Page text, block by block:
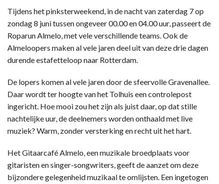
Tijdens het pinksterweekend, in de nacht van zaterdag 7 op
zondag 8 juni tussen ongeveer 00.00 en 04.00 uur, passeert de
Roparun Almelo, met vele verschillende teams. Ook de
Almeloopers maken al vele jaren deel uit van deze drie dagen
durende estafetteloop naar Rotterdam.
De lopers komen al vele jaren door de sfeervolle Gravenallee.
Daar wordt ter hoogte van het Tolhuis een controlepost
ingericht. Hoe mooi zou het zijn als juist daar, op dat stille
nachtelijke uur, de deelnemers worden onthaald met live
muziek? Warm, zonder versterking en recht uit het hart.
Het Gitaarcafé Almelo, een muzikale broedplaats voor
gitaristen en singer-songwriters, geeft de aanzet om deze
bijzondere gelegenheid muzikaal te omlijsten. Een ingetogen